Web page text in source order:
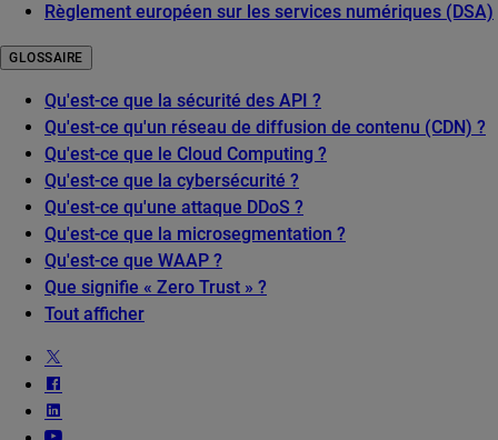
Règlement européen sur les services numériques (DSA)
GLOSSAIRE
Qu'est-ce que la sécurité des API ?
Qu'est-ce qu'un réseau de diffusion de contenu (CDN) ?
Qu'est-ce que le Cloud Computing ?
Qu'est-ce que la cybersécurité ?
Qu'est-ce qu'une attaque DDoS ?
Qu'est-ce que la microsegmentation ?
Qu'est-ce que WAAP ?
Que signifie « Zero Trust » ?
Tout afficher